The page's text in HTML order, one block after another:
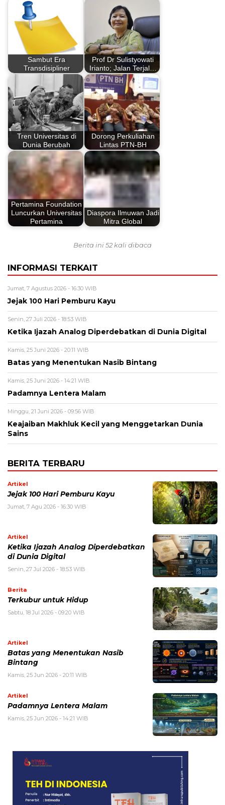
Sambut Era
Transdisipliner
Prof Dr Sulistyowati
Irianto; Jalan Terjal…
Tren Universitas di
Dunia Berubah
Dorong Perkuliahan
Lintas PTN-BH
Pertamina Foundation
Luncurkan Universitas
Pertamina
Diaspora Ilmuwan Jadi
Mitra Global
Berita ini 52 kali dibaca
INFORMASI TERKAIT
Jumat, 7 Agustus 2026 - 16:30 WIB
Jejak 100 Hari Pemburu Kayu
Senin, 27 Juli 2026 - 18:53 WIB
Ketika Ijazah Analog Diperdebatkan di Dunia Digital
Kamis, 25 Juni 2026 - 20:11 WIB
Batas yang Menentukan Nasib Bintang
Kamis, 25 Juni 2026 - 14:21 WIB
Padamnya Lentera Malam
Minggu, 21 Juni 2026 - 09:56 WIB
Keajaiban Makhluk Kecil yang Menggetarkan Dunia
Sains
BERITA TERBARU
Artikel
Jejak 100 Hari Pemburu Kayu
Jumat, 7 Agu 2026 - 16:30 WIB
Artikel
Ketika Ijazah Analog Diperdebatkan
di Dunia Digital
Senin, 27 Jul 2026 - 18:53 WIB
Berita
Terkubur untuk Hidup
Sabtu, 18 Jul 2026 - 09:20 WIB
Artikel
Batas yang Menentukan Nasib
Bintang
Kamis, 25 Jun 2026 - 20:11 WIB
Artikel
Padamnya Lentera Malam
Kamis, 25 Jun 2026 - 14:21 WIB